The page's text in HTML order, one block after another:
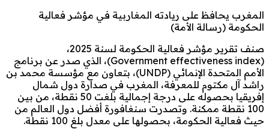
المغرب يحافظ على ريادته المغاربية في مؤشر فعالية
الحكومة (رسالة الأمة)
صنف تقرير مؤشر فعالية الحكومة لسنة 2025،
(Government effectiveness index)، الذي صدر عن برنامج
الأمم المتحدة الإنمائي (UNDP)، بتعاون مع مؤسسة محمد بن
راشد آل مكتوم للمعرفة، المغرب في صدارة دول شمال
إفريقيا بحصوله على درجة إجمالية بلغت 50 نقطة، من بين
100 نقطة ممكنة. وتصدرت سنغافورة أفضل دول العالم من
حيث فعالية الحكومة، بحصولها على معدل بلغ 100 نقطة.